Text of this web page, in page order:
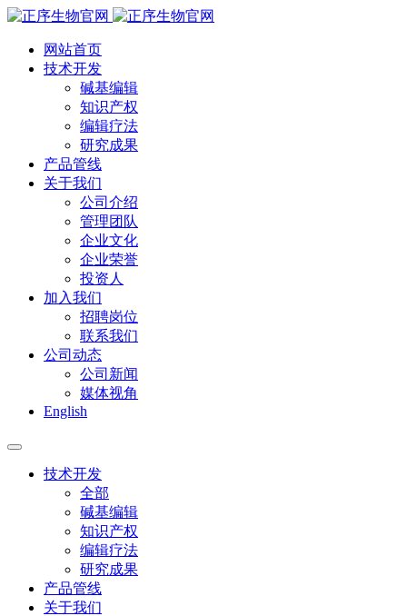
网站首页
技术开发
碱基编辑
知识产权
编辑疗法
研究成果
产品管线
关于我们
公司介绍
管理团队
企业文化
企业荣誉
投资人
加入我们
招聘岗位
联系我们
公司动态
公司新闻
媒体视角
English
技术开发
全部
碱基编辑
知识产权
编辑疗法
研究成果
产品管线
关于我们